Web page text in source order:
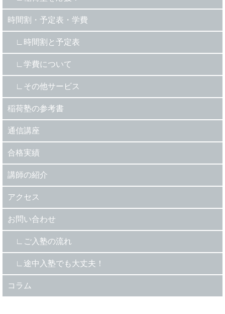
時間割・予定表・学費
時間割と予定表
学費について
その他サービス
稲荷塾の参考書
通信講座
合格実績
講師の紹介
アクセス
お問い合わせ
ご入塾の流れ
途中入塾でも大丈夫！
コラム